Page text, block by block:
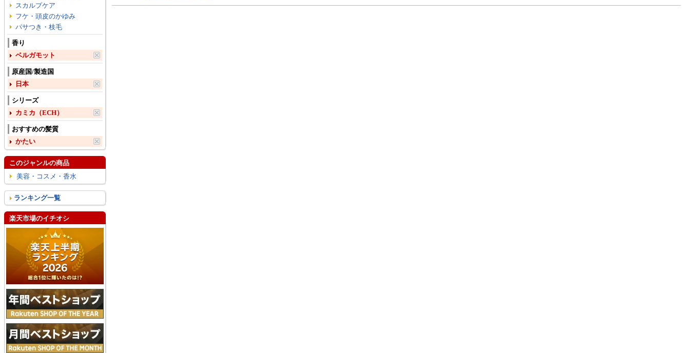
スカルプケア
フケ・頭皮のかゆみ
パサつき・枝毛
香り
ベルガモット
原産国/製造国
日本
シリーズ
カミカ（ECH）
おすすめの髪質
かたい
このジャンルの商品
美容・コスメ・香水
ランキング一覧
楽天市場のイチオシ